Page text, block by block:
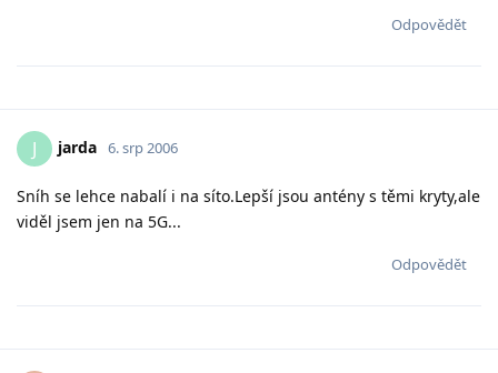
Odpovědět
J jarda 6. srp 2006
Sníh se lehce nabalí i na síto.Lepší jsou antény s těmi kryty,ale
viděl jsem jen na 5G...
Odpovědět